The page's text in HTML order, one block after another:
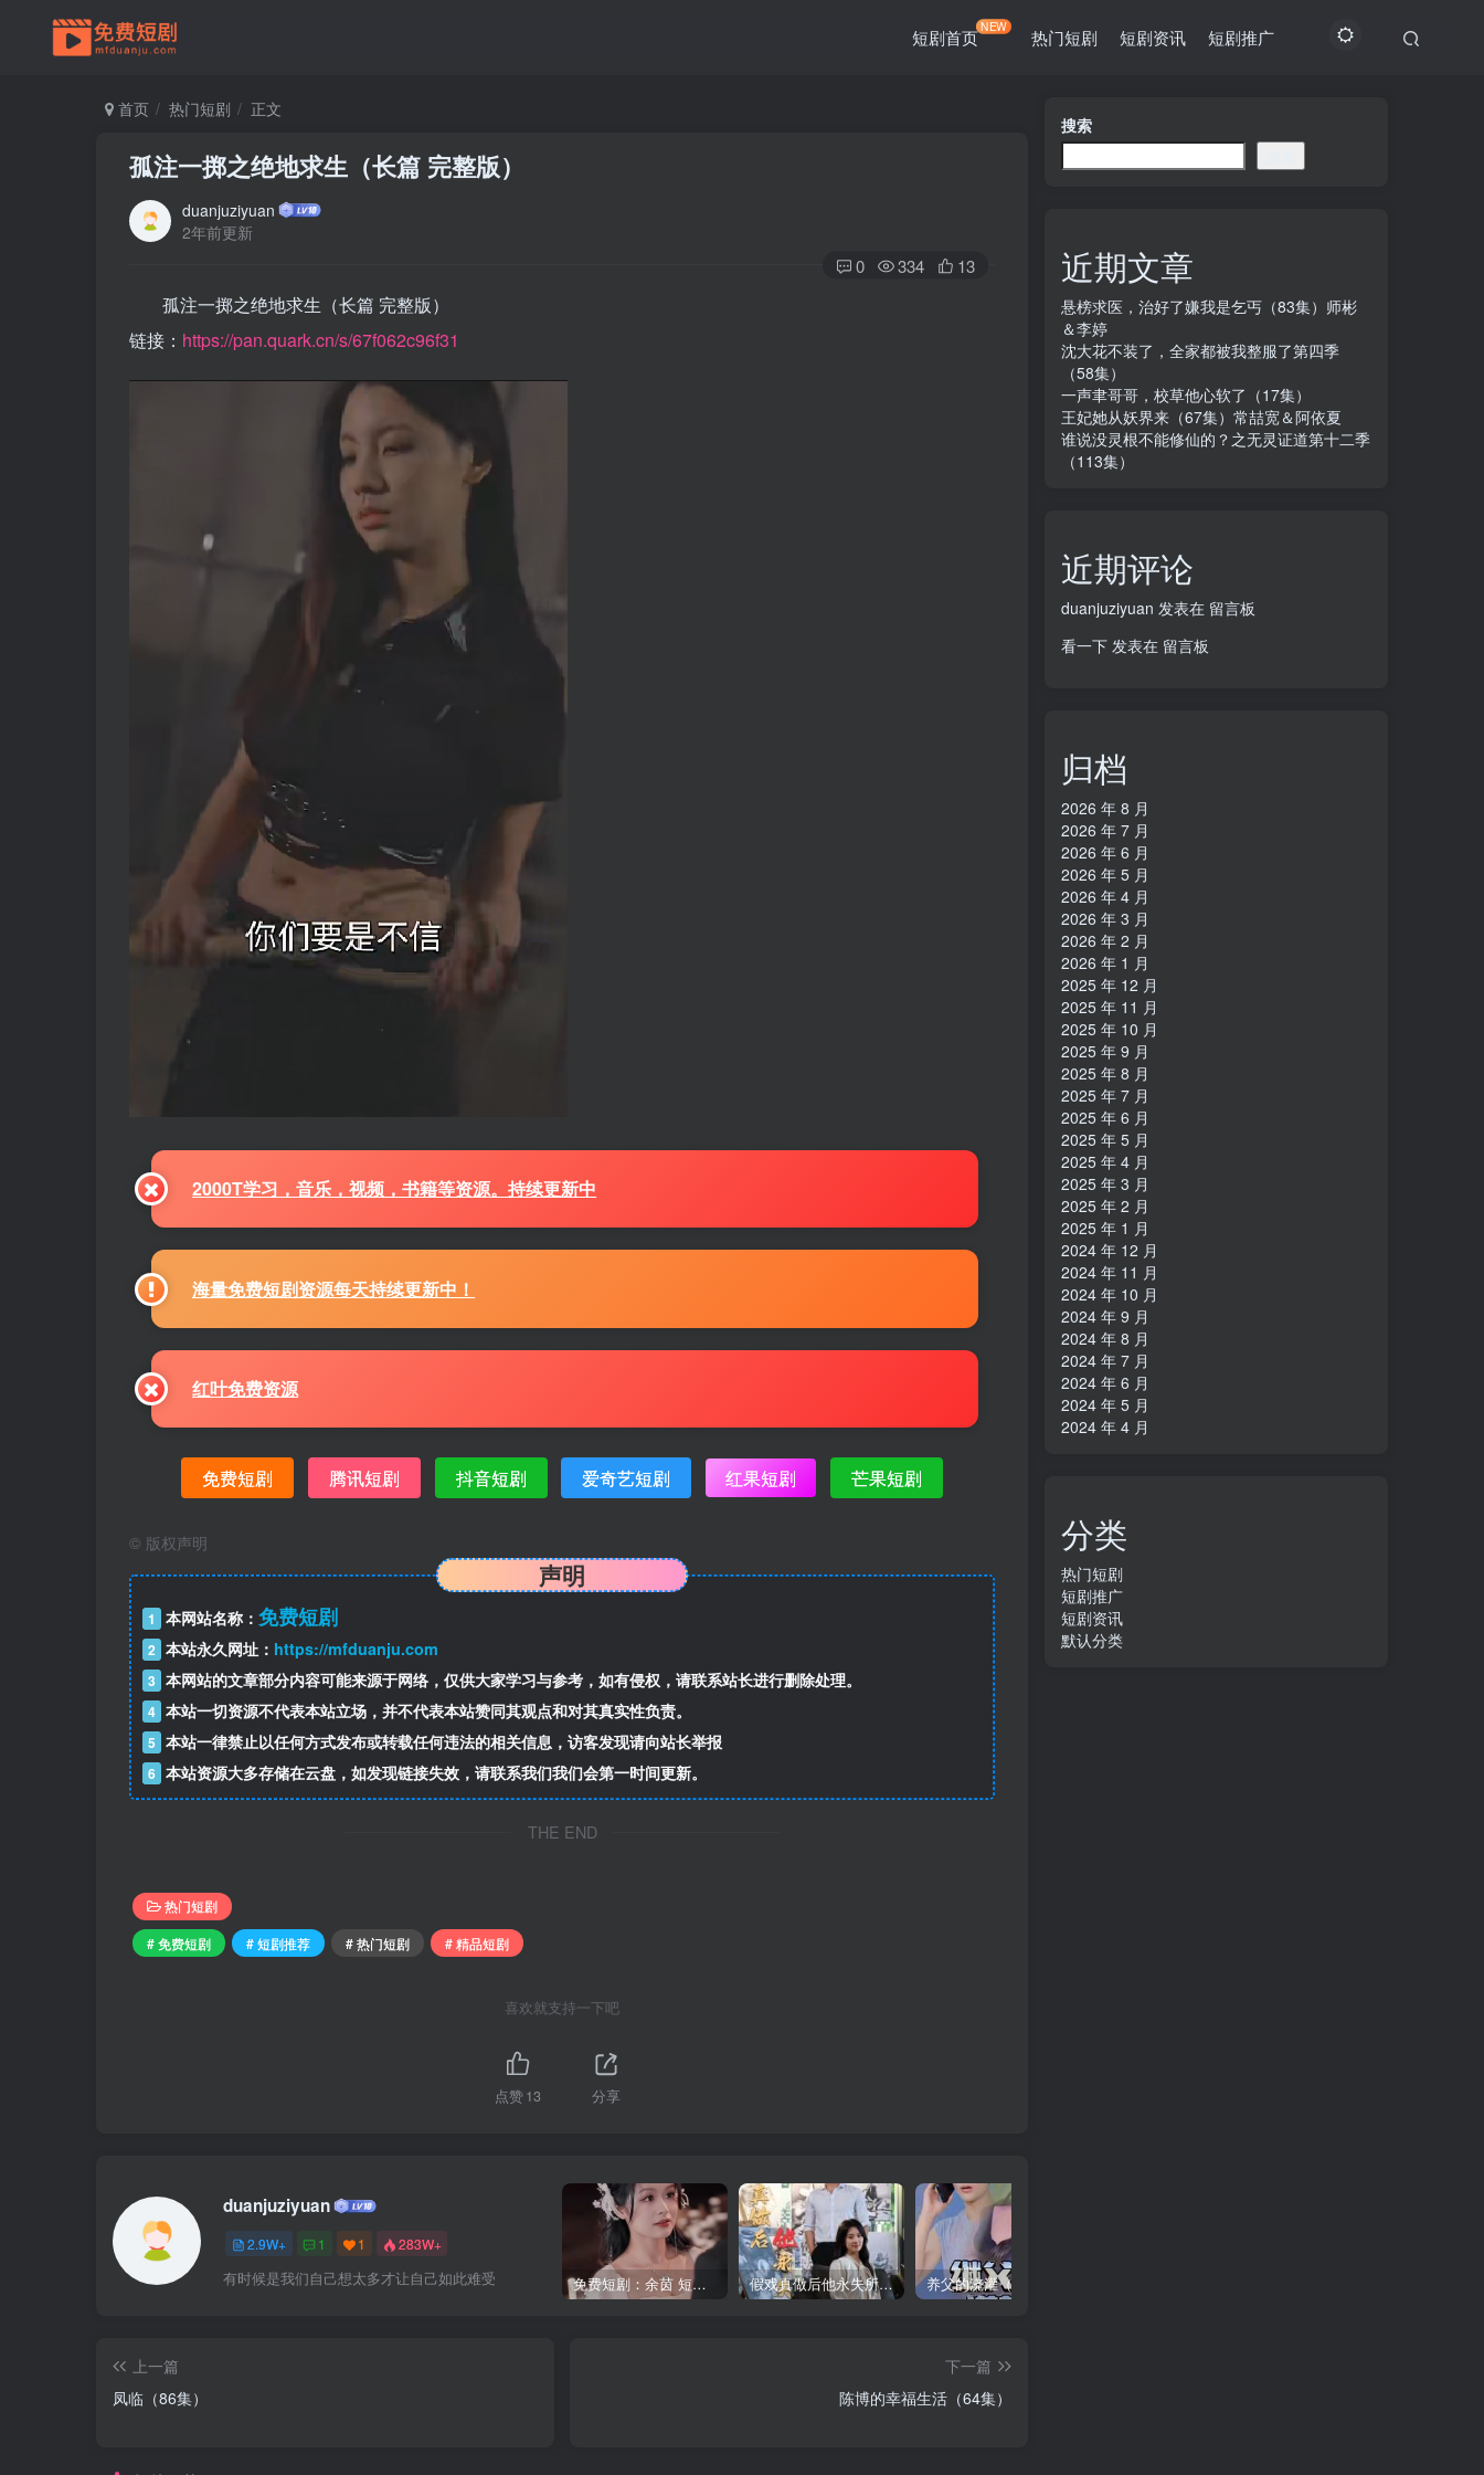
短剧首页NEW 热门短剧 短剧资讯 短剧推广
首页 热门短剧 正文
孤注一掷之绝地求生（长篇 完整版）
duanjuziyuan
2年前更新
0 334 13
孤注一掷之绝地求生（长篇 完整版）
链接： https://pan.quark.cn/s/67f062c96f31
2000T学习，音乐，视频，书籍等资源。持续更新中
海量免费短剧资源每天持续更新中！
红叶免费资源
免费短剧 腾讯短剧 抖音短剧 爱奇艺短剧 红果短剧 芒果短剧
© 版权声明
声明
1 本网站名称： 免费短剧
2 本站永久网址： https://mfduanju.com
3 本网站的文章部分内容可能来源于网络，仅供大家学习与参考，如有侵权，请联系站长进行删除处理。
4 本站一切资源不代表本站立场，并不代表本站赞同其观点和对其真实性负责。
5 本站一律禁止以任何方式发布或转载任何违法的相关信息，访客发现请向站长举报
6 本站资源大多存储在云盘，如发现链接失效，请联系我们我们会第一时间更新。
THE END
热门短剧
# 免费短剧
# 短剧推荐 # 热门短剧 # 精品短剧
喜欢就支持一下吧
点赞13 分享
duanjuziyuan
2.9W+ 1 1 283W+
有时候是我们自己想太多才让自己如此难受 免费短剧：余茵 短剧 16部合集 假戏真做后他永失所爱（60集）程澄＆杨珞仟
上一篇
凤临（86集）
下一篇
陈博的幸福生活（64集）
搜索
近期文章
悬榜求医，治好了嫌我是乞丐（83集）师彬
＆李婷
沈大花不装了，全家都被我整服了第四季
（58集）
一声聿哥哥，校草他心软了（17集）
王妃她从妖界来（67集）常喆宽＆阿依夏
谁说没灵根不能修仙的？之无灵证道第十二季
（113集）
近期评论
duanjuziyuan 发表在 留言板
看一下 发表在 留言板
归档
2026 年 8 月
2026 年 7 月
2026 年 6 月
2026 年 5 月
2026 年 4 月
2026 年 3 月
2026 年 2 月
2026 年 1 月
2025 年 12 月
2025 年 11 月
2025 年 10 月
2025 年 9 月
2025 年 8 月
2025 年 7 月
2025 年 6 月
2025 年 5 月
2025 年 4 月
2025 年 3 月
2025 年 2 月
2025 年 1 月
2024 年 12 月
2024 年 11 月
2024 年 10 月
2024 年 9 月
2024 年 8 月
2024 年 7 月
2024 年 6 月
2024 年 5 月
2024 年 4 月
分类
热门短剧
短剧推广
短剧资讯
默认分类